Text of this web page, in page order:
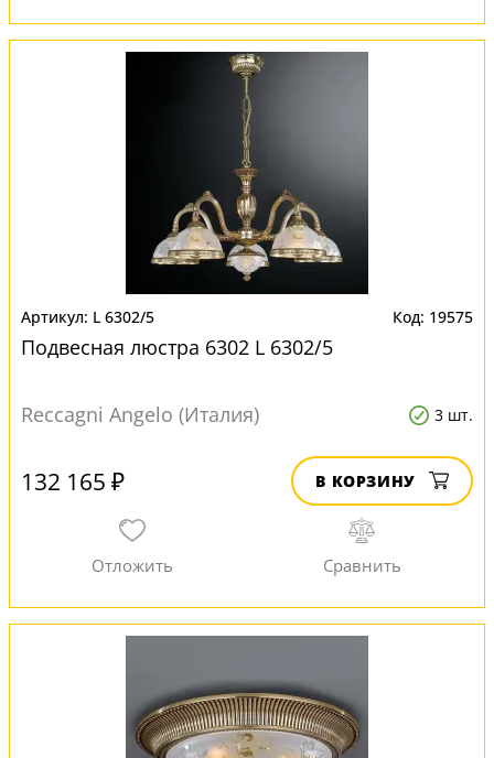
L 6302/5 19575
Подвесная люстра 6302 L 6302/5
Reccagni Angelo (Италия) 3 шт.
132 165 ₽ В КОРЗИНУ